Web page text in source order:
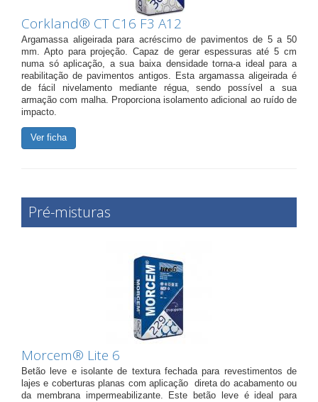
Corkland® CT C16 F3 A12
Argamassa aligeirada para acréscimo de pavimentos de 5 a 50
mm. Apto para projeção. Capaz de gerar espessuras até 5 cm
numa só aplicação, a sua baixa densidade torna-a ideal para a
reabilitação de pavimentos antigos. Esta argamassa aligeirada é
de fácil nivelamento mediante régua, sendo possível a sua
armação com malha. Proporciona isolamento adicional ao ruído de
impacto.
Ver ficha
Pré-misturas
Morcem® Lite 6
Betão leve e isolante de textura fechada para revestimentos de
lajes e coberturas planas com aplicação direta do acabamento ou
da membrana impermeabilizante. Este betão leve é ideal para